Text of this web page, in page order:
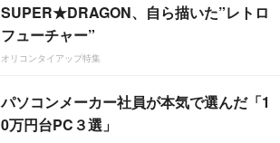
SUPER★DRAGON、自ら描いた”レトロ
フューチャー”
オリコンタイアップ特集
パソコンメーカー社員が本気で選んだ「1
0万円台PC３選」